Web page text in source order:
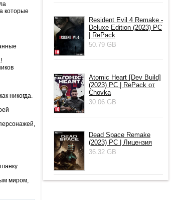
которые
никогда.
миром,
Resident Evil 4 Remake -
Deluxe Edition (2023) PC
| RePack
50.79 GB
Atomic Heart [Dev Build]
(2023) PC | RePack от
Chovka
30.06 GB
Dead Space Remake
(2023) PC | Лицензия
36.32 GB